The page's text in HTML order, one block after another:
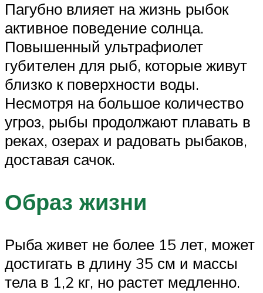
Пагубно влияет на жизнь рыбок
активное поведение солнца.
Повышенный ультрафиолет
губителен для рыб, которые живут
близко к поверхности воды.
Несмотря на большое количество
угроз, рыбы продолжают плавать в
реках, озерах и радовать рыбаков,
доставая сачок.
Образ жизни
Рыба живет не более 15 лет, может
достигать в длину 35 см и массы
тела в 1,2 кг, но растет медленно.